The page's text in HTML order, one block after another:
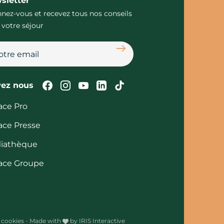
vous et recevez tous nos conseils
séjour
S'abonner
nous Suivez-nous sur Facebook
Suivez-nous sur Instagram
Suivez-nous sur Youtube
Suivez-nous sur
Pro
Presse
Groupe
- Made with by IRIS Interactive